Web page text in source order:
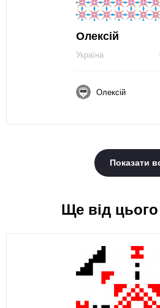
Олексій
Україна
Олексій
Показати
Ще від